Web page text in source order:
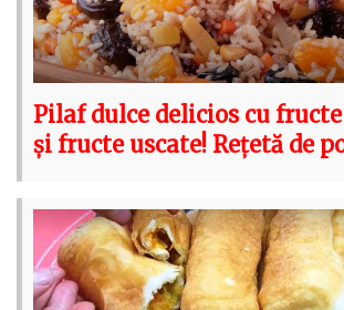
Pilaf dulce delicios cu
și fructe uscate! Rețetă de